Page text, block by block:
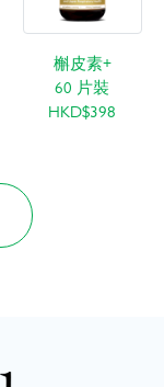
槲皮素+
60 片裝
HKD$398